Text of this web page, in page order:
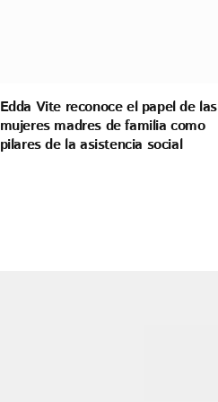
Edda Vite reconoce el papel de las
mujeres madres de familia como
pilares de la asistencia social